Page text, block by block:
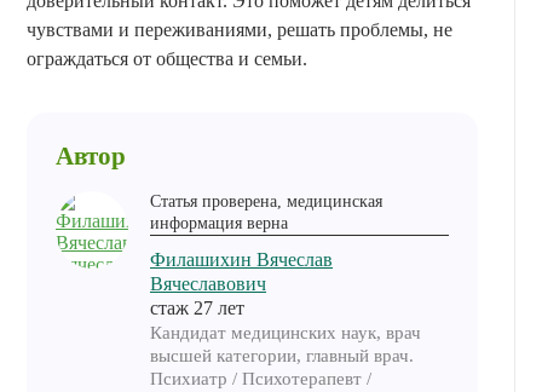
чувствами и переживаниями, решать проблемы, не
ограждаться от общества и семьи.
Автор
Статья проверена, медицинская
информация верна
Филашихин Вячеслав
Вячеславович
cтаж 27 лет
Кандидат медицинских наук, врач
высшей категории, главный врач.
Психиатр / Психотерапевт /